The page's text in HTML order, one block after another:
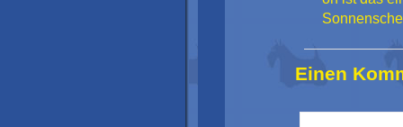
Einen